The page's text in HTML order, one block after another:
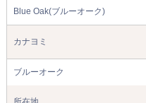
Blue Oak(ブルーオーク)
カナヨミ
ブルーオーク